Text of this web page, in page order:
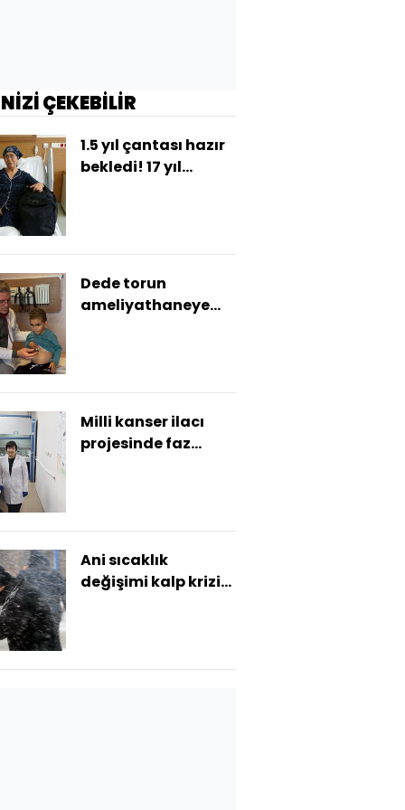
ÇEKEBİLİR
1.5 yıl çantası hazır
bekledi! 17 yıl
Dede torun
ameliyathaneye
Milli kanser ilacı
projesinde faz
Ani sıcaklık
değişimi kalp krizini